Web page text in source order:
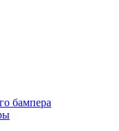
бампера